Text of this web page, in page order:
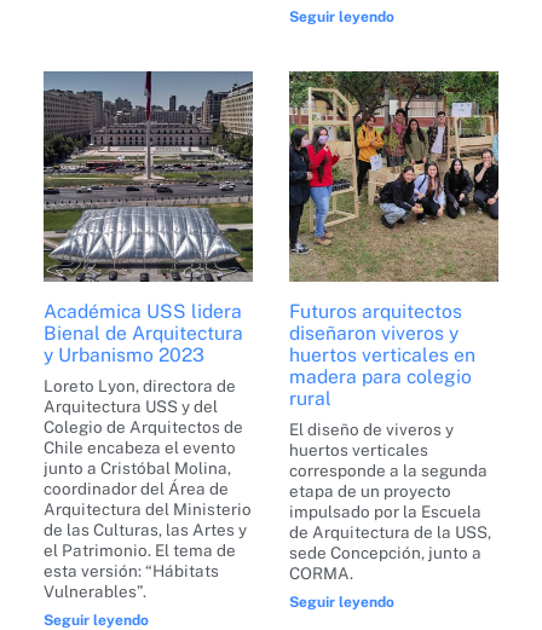
Seguir leyendo
Académica USS lidera
Bienal de Arquitectura
y Urbanismo 2023
Loreto Lyon, directora de
Arquitectura USS y del
Colegio de Arquitectos de
Chile encabeza el evento
junto a Cristóbal Molina,
coordinador del Área de
Arquitectura del Ministerio
de las Culturas, las Artes y
el Patrimonio. El tema de
esta versión: “Hábitats
Vulnerables”.
Seguir leyendo
Futuros arquitectos
diseñaron viveros y
huertos verticales en
madera para colegio
rural
El diseño de viveros y
huertos verticales
corresponde a la segunda
etapa de un proyecto
impulsado por la Escuela
de Arquitectura de la USS,
sede Concepción, junto a
CORMA.
Seguir leyendo